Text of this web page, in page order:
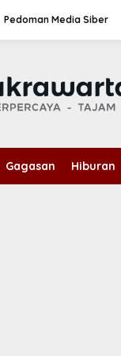
Pedoman Media Siber
Gagasan Hiburan